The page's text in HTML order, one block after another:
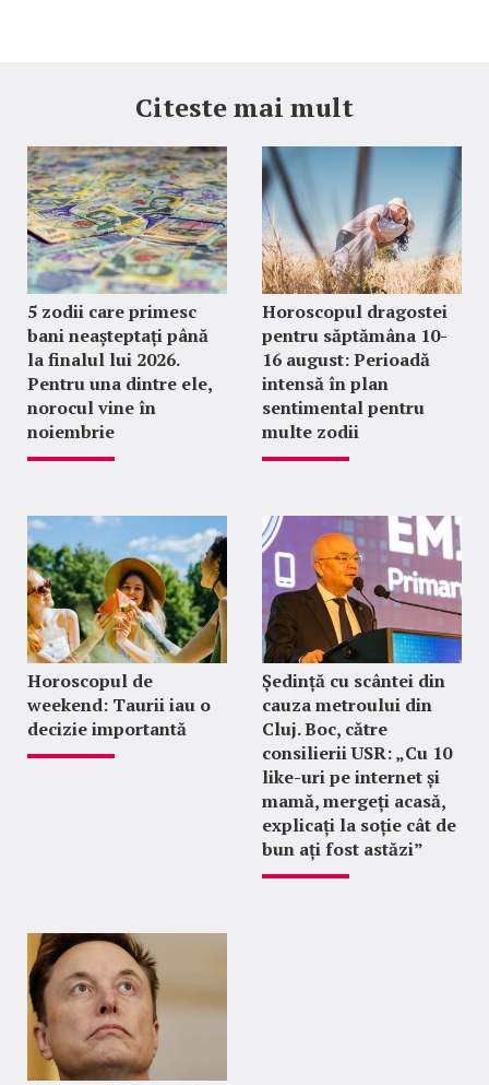
Citeste mai mult
5 zodii care primesc
bani neașteptați până
la finalul lui 2026.
Pentru una dintre ele,
norocul vine în
noiembrie
Horoscopul dragostei
pentru săptămâna 10-
16 august: Perioadă
intensă în plan
sentimental pentru
multe zodii
Horoscopul de
weekend: Taurii iau o
decizie importantă
Ședință cu scântei din
cauza metroului din
Cluj. Boc, către
consilierii USR: „Cu 10
like-uri pe internet și
mamă, mergeți acasă,
explicați la soție cât de
bun ați fost astăzi”